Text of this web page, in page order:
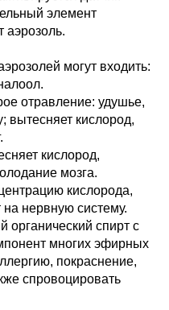
элемент
аэрозоль.
могут входить:
отравление: удушье,
вытесняет кислород,
кислород,
мозга.
кислорода,
на нервную систему.
спирт с
многих эфирных
покраснение,
спровоцировать